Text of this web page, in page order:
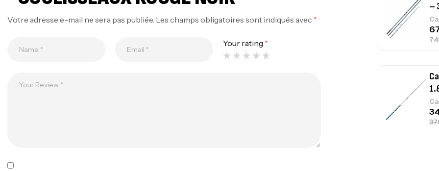
Votre adresse e-mail ne sera pas publiée. Les champs obligatoires sont indiqués avec *
Your rating *
–